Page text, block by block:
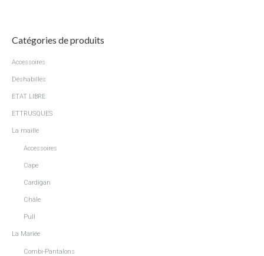
Catégories de produits
Accessoires
Déshabillés
ETAT LIBRE
ETTRUSQUES
La maille
Accessoires
Cape
Cardigan
Châle
Pull
La Mariée
Combi-Pantalons